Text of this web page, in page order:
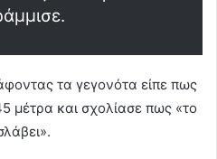
τα γεγονότα είπε πως
μέτρα και σχολίασε πως «το